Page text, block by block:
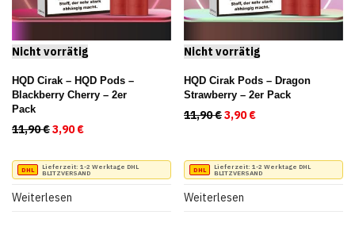
HQD Cirak – HQD Pods –
Blackberry Cherry – 2er
Pack
11,90€Ursprünglicher Preis war: 11,90 €
3,90€
Lieferzeit: 1-2 Werktage DHL
BLITZVERSAND
Weiterlesen
HQD Cirak Pods – Dragon
Strawberry – 2er Pack
11,90€Ursprünglicher Preis
3,90€
Lieferzeit: 1-2 Werktage DHL
BLITZVERSAND
Weiterlesen